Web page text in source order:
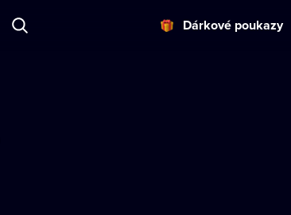
Dárkové poukazy